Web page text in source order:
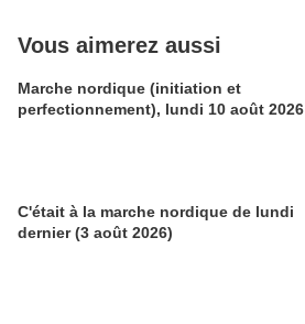
Vous aimerez aussi
Marche nordique (initiation et
perfectionnement), lundi 10 août 2026
C'était à la marche nordique de lundi
dernier (3 août 2026)